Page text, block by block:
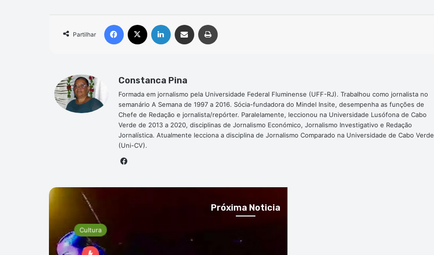
Partilhar
Facebook Linkedin Compartilhar via e-mail
Constanca Pina
Formada em jornalismo pela Universidade Federal Fluminense (UFF-RJ). Trabalhou como jornalista no
semanário A Semana de 1997 a 2016. Sócia-fundadora do Mindel Insite, desempenha as funções de
Chefe de Redação e jornalista/repórter. Paralelamente, leccionou na Universidade Lusófona de Cabo
Verde de 2013 a 2020, disciplinas de Jornalismo Económico, Jornalismo Investigativo e Redação
Jornalística. Atualmente lecciona a disciplina de Jornalismo Comparado na Universidade de Cabo Verde
(Uni-CV).
Próxima Noticia